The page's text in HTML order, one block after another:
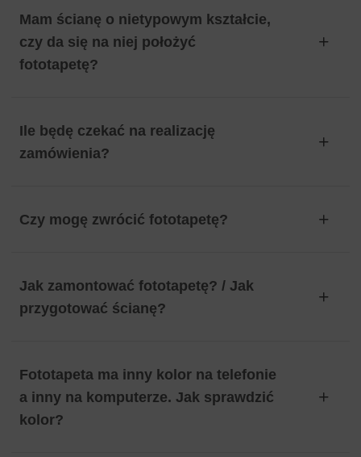
Mam ścianę o nietypowym kształcie,
czy da się na niej położyć
fototapetę?
Ile będę czekać na realizację
zamówienia?
Czy mogę zwrócić fototapetę?
Jak zamontować fototapetę? / Jak
przygotować ścianę?
Fototapeta ma inny kolor na telefonie
a inny na komputerze. Jak sprawdzić
kolor?